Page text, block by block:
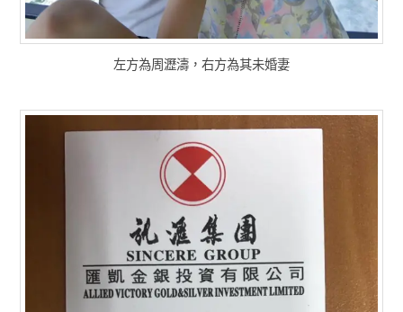
左方為周瀝濤，右方為其未婚妻